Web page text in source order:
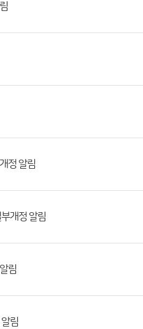
정 알림
부개정 알림
림
알림